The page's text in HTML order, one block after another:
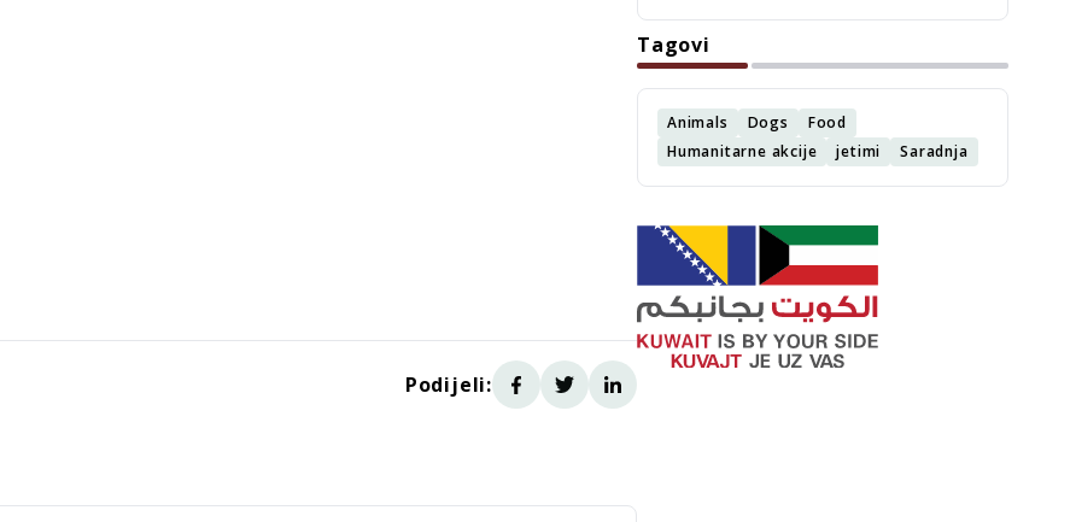
Podijeli:
Tagovi
Animals Dogs
Food
Humanitarne akcije
jetimi Saradnja